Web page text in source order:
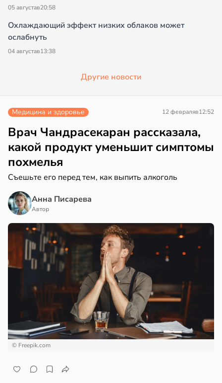
05 августав20:58
Охлаждающий эффект низких облаков может
ослабнуть
04 августав13:38
Другие новости
Медицина и здоровье 12 февраляв12:52
Врач Чандрасекаран рассказала,
какой продукт уменьшит симптомы
похмелья
Съешьте его перед тем, как выпить алкоголь
Анна Писарева
Автор
© Freepik.com